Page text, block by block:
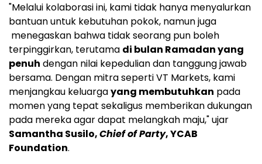
"Melalui kolaborasi ini, kami tidak hanya menyalurkan
bantuan untuk kebutuhan pokok, namun juga
menegaskan bahwa tidak seorang pun boleh
terpinggirkan, terutama di bulan Ramadan yang
penuh dengan nilai kepedulian dan tanggung jawab
bersama. Dengan mitra seperti VT Markets, kami
menjangkau keluargayang membutuhkan pada
momen yang tepat sekaligus memberikan dukungan
pada mereka agar dapat melangkah maju," ujar
Samantha Susilo,Chief of Party, YCAB
Foundation.